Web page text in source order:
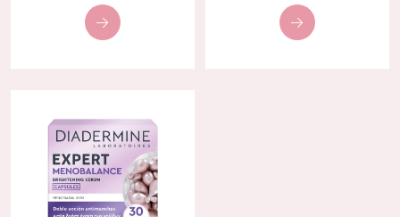
Piel sensible
Piel normal y seca
Piel mixata o grasa